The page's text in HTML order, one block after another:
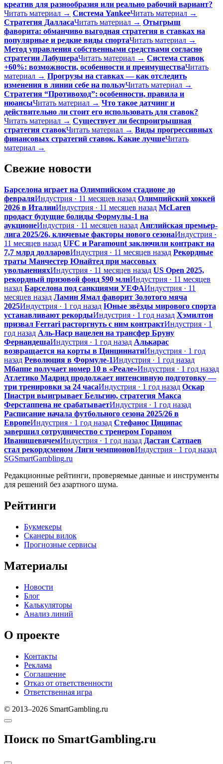
креатив для разнообразия или реально рабочий вариант?
Читать материал → Система YankeeЧитать материал →
Стратегия ДалласаЧитать материал → Отыгрыш
фаворита: обманчиво выгодная стратегия в ставках на
популярные и редкие виды спортаЧитать материал →
Метод управления собственными средствами согласно
стратегии ЛабушераЧитать материал → Система ставок
+60%: возможности, особенности и преимуществаЧитать
материал → Прогрузы на ставках — как отследить
изменения в линии себе на пользуЧитать материал →
Стратегия “Противоход”: особенности, правила и
нюансыЧитать материал → Что такое датчинг и
действительно ли стоит его использовать для ставок?
Читать материал → Существует ли беспроигрышная
стратегия ставокЧитать материал → Виды прогрессивных
финансовых стратегий ставок. Какие лучшеЧитать
материал →
Свежие новости
Барселона играет на Олимпийском стадионе до
февраляИндустрия · 11 месяцев назад Олимпийский хоккей
2026 в ИталииИндустрия · 11 месяцев назад McLaren
продаст будущие болиды Формулы-1 на
аукционеИндустрия · 11 месяцев назад Английская премьер-
лига 2025/26, ключевые факторы нового сезонаИндустрия ·
11 месяцев назад UFC и Paramount заключили контракт на
7,7 млрд долларовИндустрия · 11 месяцев назад Рекордные
траты Манчестер Юнайтед при массовых
увольненияхИндустрия · 11 месяцев назад US Open 2025,
рекордный призовой фонд $90 млнИндустрия · 11 месяцев
назад Барселона под санкциями УЕФАИндустрия · 11
месяцев назад Ламин Ямал фаворит Золотого мяча
2025Индустрия · 1 год назад Юные звёзды мирового спорта
устанавливают рекордыИндустрия · 1 год назад Хэмилтон
призвал Ferrari расторгнуть с ним контрактИндустрия · 1
год назад Аль-Наср нацелен на трансфер Бруну
ФернандешаИндустрия · 1 год назад Алькарас
возвращается на корты в ЦинциннатиИндустрия · 1 год
назад Революция в Формуле-1Индустрия · 1 год назад
Мбаппе получает номер 10 в «Реале»Индустрия · 1 год назад
Атлетико Мадрид продолжает интенсивную подготовку —
три тренировки за 24 часаИндустрия · 1 год назад Оскар
Пиастри выигрывает Бельгию, стратегия Макса
Ферстаппена не срабатываетИндустрия · 1 год назад
Расписание начала футбольного сезона 2025/26 в
ЕвропеИндустрия · 1 год назад Стефанос Циципас
завершил сотрудничество с тренером Гораном
ИванишевичемИндустрия · 1 год назад Дастан Сатпаев
стал рекордсменом Лиги чемпионовИндустрия · 1 год назад
SGSmartGambling.ru
Редакционные рейтинги, проверяемые данные и инструменты
для решений без азартного шума.
Рейтинги
Букмекеры
Сканеры вилок
Прогнозные сервисы
Материалы
Новости
Блог
Калькуляторы
Анализ линий
О проекте
Контакты
Реклама
Соглашение
Отказ от ответственности
Ответственная игра
© 2013–2026 SmartGambling.ru
Поиск по SmartGambling.ru